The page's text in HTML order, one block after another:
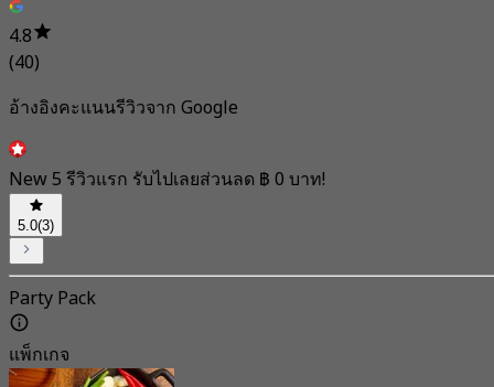
4.8
(40)
อ้างอิงคะแนนรีวิวจาก Google
New 5 รีวิวแรก รับไปเลยส่วนลด ฿ 0 บาท!
5.0(3)
Party Pack
แพ็กเกจ